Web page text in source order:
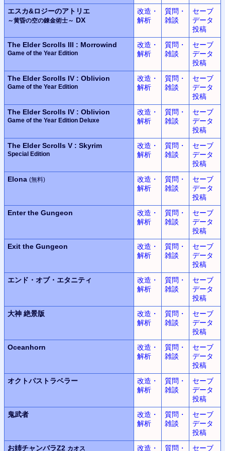
エスカ&ロジーのアトリエ
～黄昏の空の錬金術士～ DX
改造・
解析
質問・
雑談
セーブ
データ
投稿
The Elder Scrolls III : Morrowind
Game of the Year Edition
改造・
解析
質問・
雑談
セーブ
データ
投稿
The Elder Scrolls IV : Oblivion
Game of the Year Edition
改造・
解析
質問・
雑談
セーブ
データ
投稿
The Elder Scrolls IV : Oblivion
Game of the Year Edition Deluxe
改造・
解析
質問・
雑談
セーブ
データ
投稿
The Elder Scrolls V : Skyrim
Special Edition
改造・
解析
質問・
雑談
セーブ
データ
投稿
Elona (無料)
改造・
解析
質問・
雑談
セーブ
データ
投稿
Enter the Gungeon
改造・
解析
質問・
雑談
セーブ
データ
投稿
Exit the Gungeon
改造・
解析
質問・
雑談
セーブ
データ
投稿
エンド・オブ・エタニティ
改造・
解析
質問・
雑談
セーブ
データ
投稿
大神 絶景版
改造・
解析
質問・
雑談
セーブ
データ
投稿
Oceanhorn
改造・
解析
質問・
雑談
セーブ
データ
投稿
オクトパストラベラー
改造・
解析
質問・
雑談
セーブ
データ
投稿
鬼武者
改造・
解析
質問・
雑談
セーブ
データ
投稿
お姉チャンバラZ2 カオス 改造・ 質問・ セーブ